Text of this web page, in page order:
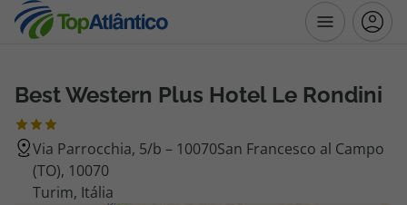
Destinos
Voos
Best Western Plus Hotel Le Rondini
Via Parrocchia, 5/b – 10070San Francesco al Campo
(TO), 10070
Turim, Itália